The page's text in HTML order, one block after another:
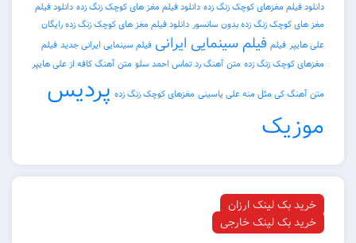
دانلود فیلم مغزهای کوچک زنگ زده دانلود فیلم مغز های کوچک زنگ زده دانلود فیلم
مغز های کوچک زنگ زده بدون سانسور دانلود فیلم مغز های کوچک زنگ زده رایگان
علی هایپر فیلم فیلم سینمایی ایرانی فیلم سینمایی ایرانی جدید فیلم
مغزهای کوچک زنگ زده متن آهنگ رد تماس احمد سلو متن آهنگ کافه از علی هایپر
متن آهنگ کی مثل منه علی یاسینی مغزهای کوچک زنگ زده پردیس
موزیک
خرید بک لینک ارزان
خرید بک لینک خارجی